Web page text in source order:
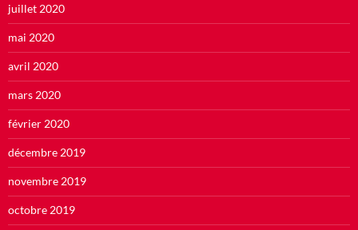
juillet 2020
mai 2020
avril 2020
mars 2020
février 2020
décembre 2019
novembre 2019
octobre 2019